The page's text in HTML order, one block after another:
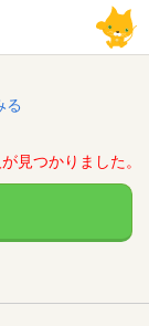
る
見つかりました。